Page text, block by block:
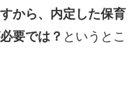
から、内定した保育
要では？ というとこ